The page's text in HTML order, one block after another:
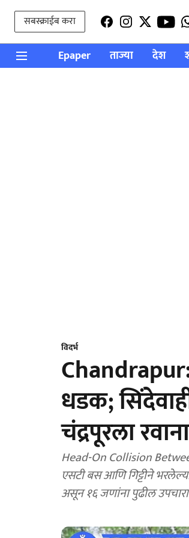
सबस्क्राईब करा
Epaper ताज्या देश
विदर्भ
धडक;
चंद्रपूरला रवाना
Head-On Collision
एसटी बस आणि गिट्टीने
असून १६ जणांना पुढील